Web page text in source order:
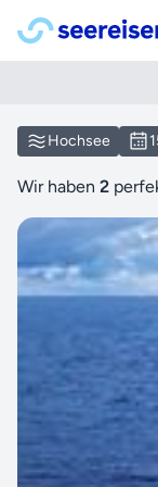
Hochsee
Wir haben 2